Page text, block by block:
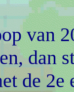
van
dan
de